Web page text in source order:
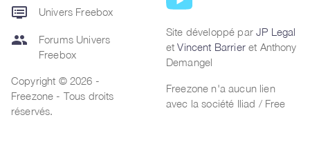
dvr Univers Freebox
group
Forums Univers
Freebox
Copyright © 2026 -
Freezone - Tous droits
réservés.
Site développé parJP Legal
etVincent Barrieret Anthony
Demangel
Freezone n'a aucun lien
avec la société Iliad / Free